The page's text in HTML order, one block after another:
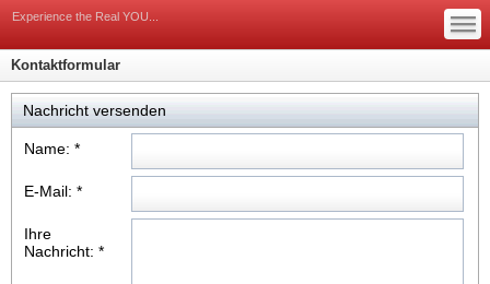
Experience the Real YOU... —
—
—
Kontaktformular
Nachricht versenden
Name: *
E-Mail: *
Ihre
Nachricht: *
Yoga auf sylt, Yoga an der Nordsee